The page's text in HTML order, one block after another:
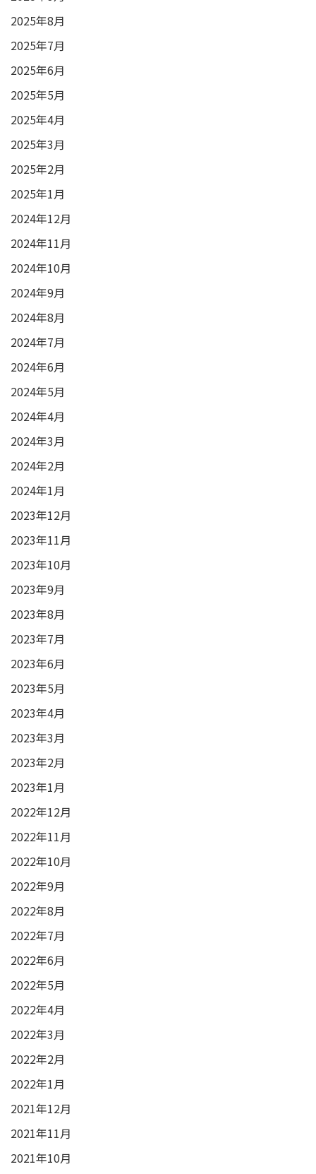
2025年8月
2025年7月
2025年6月
2025年5月
2025年4月
2025年3月
2025年2月
2025年1月
2024年12月
2024年11月
2024年10月
2024年9月
2024年8月
2024年7月
2024年6月
2024年5月
2024年4月
2024年3月
2024年2月
2024年1月
2023年12月
2023年11月
2023年10月
2023年9月
2023年8月
2023年7月
2023年6月
2023年5月
2023年4月
2023年3月
2023年2月
2023年1月
2022年12月
2022年11月
2022年10月
2022年9月
2022年8月
2022年7月
2022年6月
2022年5月
2022年4月
2022年3月
2022年2月
2022年1月
2021年12月
2021年11月
2021年10月